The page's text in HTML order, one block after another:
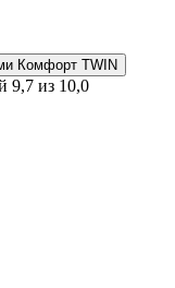
Комфорт TWIN
9,7 из 10,0